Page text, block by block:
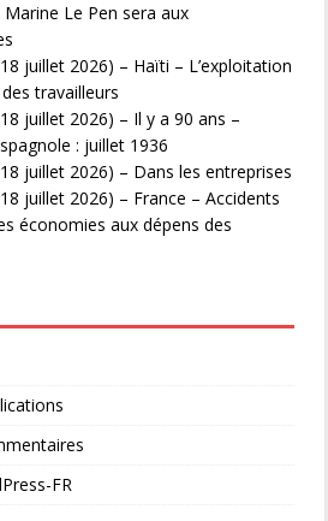
Le Pen sera aux
juillet 2026) – Haïti – L’exploitation
travailleurs
juillet 2026) – Il y a 90 ans –
: juillet 1936
juillet 2026) – Dans les entreprises
juillet 2026) – France – Accidents
économies aux dépens des
FR